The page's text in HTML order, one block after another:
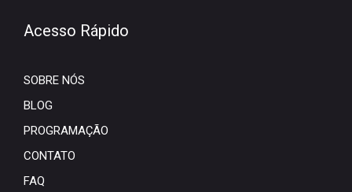
Acesso Rápido
SOBRE NÓS
BLOG
PROGRAMAÇÃO
CONTATO
FAQ